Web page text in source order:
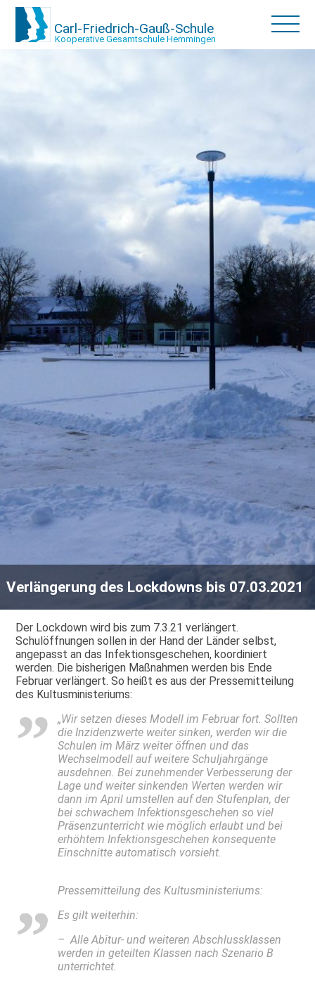
Carl-Friedrich-Gauß-Schule
Kooperative Gesamtschule Hemmingen
Verlängerung des Lockdowns bis 07.03.2021
Der Lockdown wird bis zum 7.3.21 verlängert.
Schulöffnungen sollen in der Hand der Länder selbst,
angepasst an das Infektionsgeschehen, koordiniert
werden. Die bisherigen Maßnahmen werden bis Ende
Februar verlängert. So heißt es aus der Pressemitteilung
des Kultusministeriums:
„Wir setzen dieses Modell im Februar fort. Sollten
die Inzidenzwerte weiter sinken, werden wir die
Schulen im März weiter öffnen und das
Wechselmodell auf weitere Schuljahrgänge
ausdehnen. Bei zunehmender Verbesserung der
Lage und weiter sinkenden Werten werden wir
dann im April umstellen auf den Stufenplan, der
bei schwachem Infektionsgeschehen so viel
Präsenzunterricht wie möglich erlaubt und bei
erhöhtem Infektionsgeschehen konsequente
Einschnitte automatisch vorsieht.
Pressemitteilung des Kultusministeriums:
Es gilt weiterhin:
– Alle Abitur- und weiteren Abschlussklassen
werden in geteilten Klassen nach Szenario B
unterrichtet.